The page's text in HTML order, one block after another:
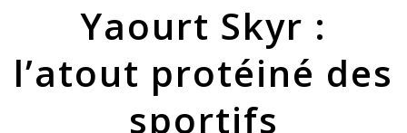
Yaourt Skyr :
l’atout protéiné des
sportifs